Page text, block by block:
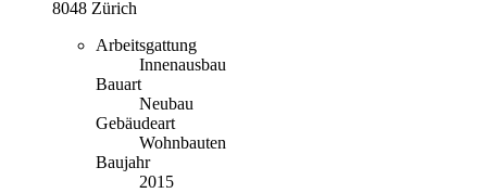
8048 Zürich
Arbeitsgattung
Innenausbau
Bauart
Neubau
Gebäudeart
Wohnbauten
Baujahr
2015